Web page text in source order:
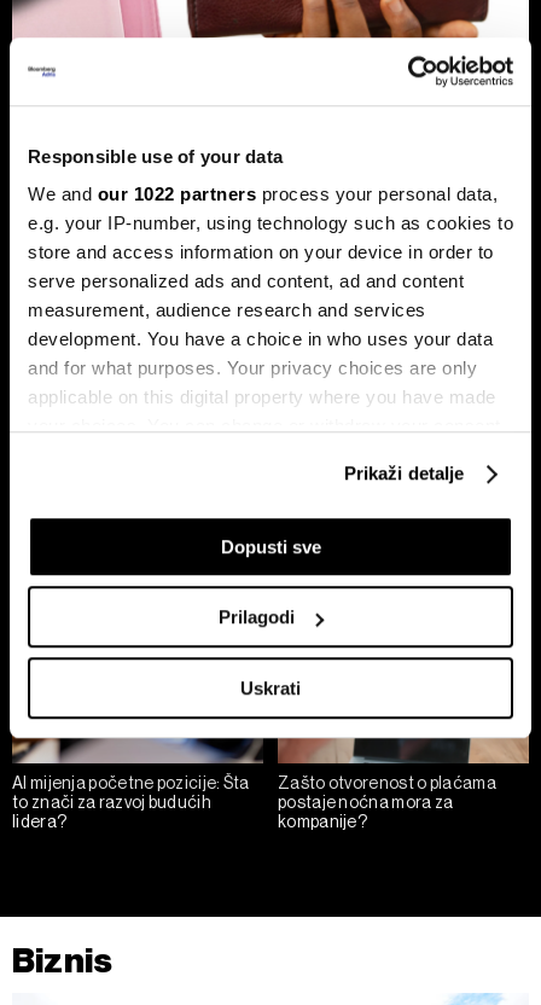
Responsible use of your data
We and our 1022 partners process your personal data,
e.g. your IP-number, using technology such as cookies to
store and access information on your device in order to
serve personalized ads and content, ad and content
measurement, audience research and services
development. You have a choice in who uses your data
and for what purposes. Your privacy choices are only
applicable on this digital property where you have made
If you allow, we would also like to:
Collect information about your geographical
Identify your device by actively scanning it for
specific characteristics (fingerprinting)
Find out more about how your personal data is processed
and set your preferences in the
details section
Zajednički voditelji obrade su HD-WIN ARENA SPORT
ažurirati klikom na „Prikaži detalje“. Privolu možete u bilo
Prikaži detalje
Dopusti sve
Prilagodi
Uskrati
Banke traže veći limit za potrošačke
Banke u Bosni i Hercegovini (BiH) traže povećanje limita za
potrošačke, odnosno nenamjenske kredite sa sadašnjih
50.000 KM, tvrdeći da taj prag više ne odgovara rastu
plata i životnih troškova.
klijentima četiri banke u BiH
BiH ulazi u eru instant plaćanja:
10 sekundi
AI mijenja početne pozicije: Šta
to znači za razvoj budućih
lidera?
Zašto otvorenost o plaćama
postaje noćna mora za
kompanije?
Biznis